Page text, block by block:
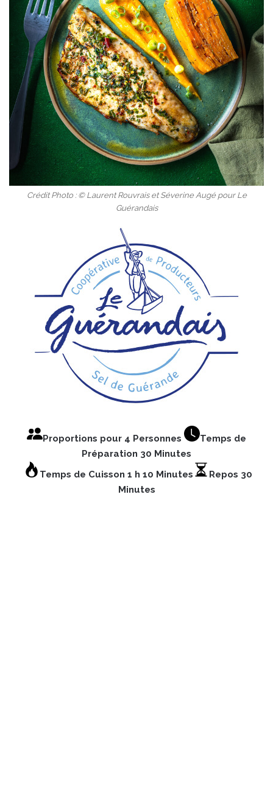
Crédit Photo : © Laurent Rouvrais et Séverine Augé pour Le
Guérandais
Proportions pour 4 Personnes
Temps de
Préparation 30 Minutes
Temps de Cuisson 1 h 10 Minutes
Repos 30
Minutes